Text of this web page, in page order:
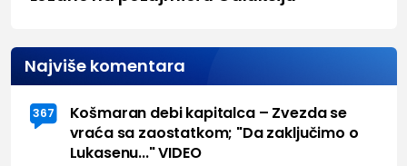
Najviše komentara
367
Košmaran debi kapitalca – Zvezda se
vraća sa zaostatkom; "Da zaključimo o
Lukasenu..." VIDEO